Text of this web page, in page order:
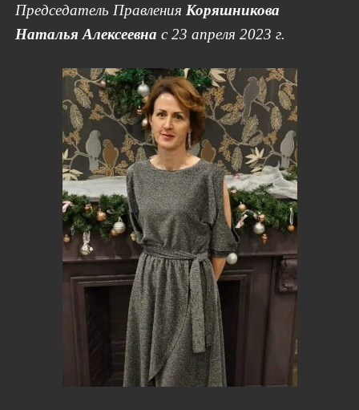
Председатель Правления Коряшникова
Наталья Алексеевна с 23 апреля 2023 г.